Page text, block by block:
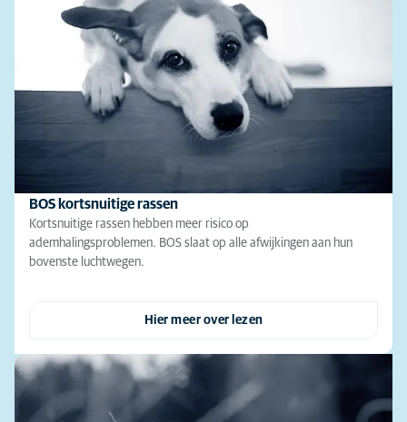
BOS kortsnuitige rassen
Kortsnuitige rassen hebben meer risico op
ademhalingsproblemen. BOS slaat op alle afwijkingen aan hun
bovenste luchtwegen.
Hier meer over lezen